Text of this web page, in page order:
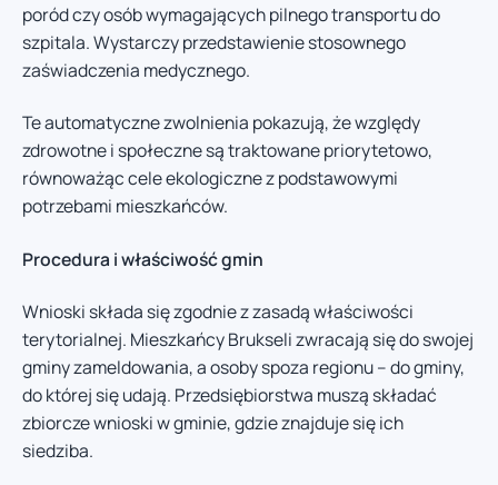
poród czy osób wymagających pilnego transportu do
szpitala. Wystarczy przedstawienie stosownego
zaświadczenia medycznego.
Te automatyczne zwolnienia pokazują, że względy
zdrowotne i społeczne są traktowane priorytetowo,
równoważąc cele ekologiczne z podstawowymi
potrzebami mieszkańców.
Procedura i właściwość gmin
Wnioski składa się zgodnie z zasadą właściwości
terytorialnej. Mieszkańcy Brukseli zwracają się do swojej
gminy zameldowania, a osoby spoza regionu – do gminy,
do której się udają. Przedsiębiorstwa muszą składać
zbiorcze wnioski w gminie, gdzie znajduje się ich
siedziba.